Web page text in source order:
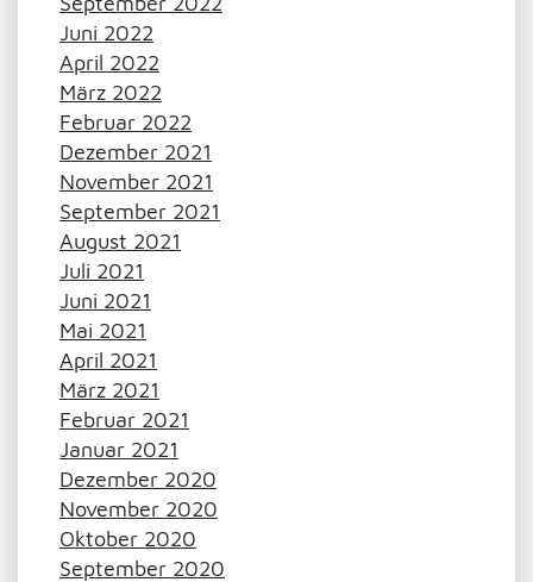
Juni 2022
April 2022
März 2022
Februar 2022
Dezember 2021
November 2021
September 2021
August 2021
Juli 2021
Juni 2021
Mai 2021
April 2021
März 2021
Februar 2021
Januar 2021
Dezember 2020
November 2020
Oktober 2020
September 2020